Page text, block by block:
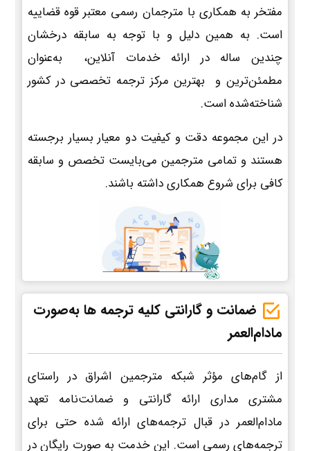
مفتخر به همکاری با مترجمان رسمی معتبر قوه قضاییه
است. به همین دلیل و با توجه به سابقه درخشان
چندین ساله در ارائه خدمات آنلاین، به‌عنوان
مطمئن‌ترین و بهترین مرکز ترجمه تخصصی در کشور
شناخته‌شده است.
در این مجموعه دقت و کیفیت دو معیار بسیار برجسته
هستند و تمامی مترجمین می‌بایست تخصص و سابقه
کافی برای شروع همکاری داشته باشند.
ضمانت و گارانتی کلیه ترجمه ها به‌صورت
مادام‌العمر
از گام‌های مؤثر شبکه مترجمین اشراق در راستای
مشتری مداری ارائه گارانتی و ضمانت‌نامه تعهد
مادام‌العمر در قبال ترجمه‌های ارائه شده حتی برای
ترجمه‌های رسمی است. این خدمت به صورت رایگان در